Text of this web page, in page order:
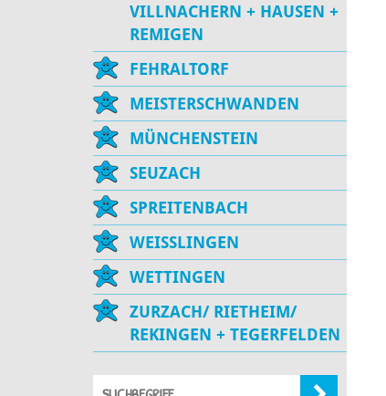
VILLNACHERN + HAUSEN +
REMIGEN
FEHRALTORF
MEISTERSCHWANDEN
MÜNCHENSTEIN
SEUZACH
SPREITENBACH
WEISSLINGEN
WETTINGEN
ZURZACH/ RIETHEIM/
REKINGEN + TEGERFELDEN